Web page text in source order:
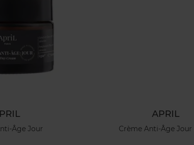
Âge Jour
APRIL
Crème Anti-Âge Jour